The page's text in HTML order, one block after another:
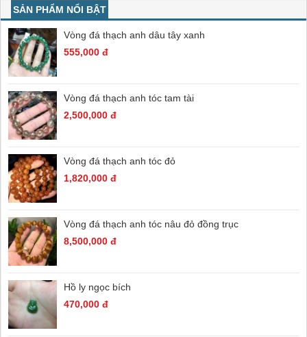
SẢN PHẨM NỔI BẬT
Vòng đá thạch anh dâu tây xanh
555,000 đ
Vòng đá thạch anh tóc tam tài
2,500,000 đ
Vòng đá thạch anh tóc đỏ
1,820,000 đ
Vòng đá thạch anh tóc nâu đỏ đồng trục
8,500,000 đ
Hồ ly ngọc bích
470,000 đ